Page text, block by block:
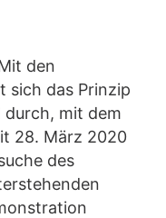
den
sich das Prinzip
mit dem
28. März 2020
des